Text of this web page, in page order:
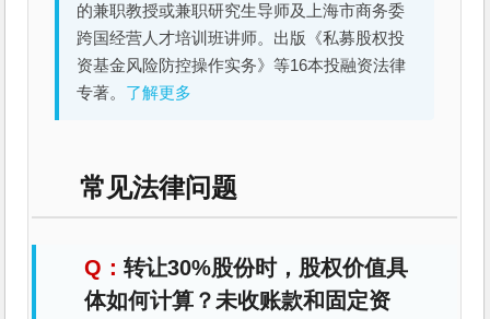
的兼职教授或兼职研究生导师及上海市商务委
跨国经营人才培训班讲师。出版《私募股权投
资基金风险防控操作实务》等16本投融资法律
专著。 了解更多
常见法律问题
转让30%股份时，股权价值具
体如何计算？未收账款和固定资